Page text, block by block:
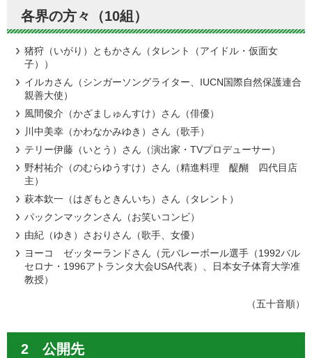
各界の方々（10組）
猪狩（いがり）ともかさん（タレント（アイドル・仮面女
子））
イルカさん（シンガーソングライター、IUCN国際自然保護連合
親善大使）
風間俊介（かざましゅんすけ）さん（俳優）
川中美幸（かわなかみゆき）さん（歌手）
テリー伊藤（いとう）さん（演出家・TVプロデューサー）
野村祐介（のむらゆうすけ）さん（精進料理 醍醐 四代目店
主）
萩本欽一（はぎもときんいち）さん（タレント）
パックンマックンさん（お笑いコンビ）
由紀（ゆき）さおりさん（歌手、女優）
ヨーコ ゼッターランドさん（元バレーボール選手（1992バル
セロナ・1996アトランタ大会USA代表）、日本女子体育大学准
教授）
（五十音順）
2 公開先